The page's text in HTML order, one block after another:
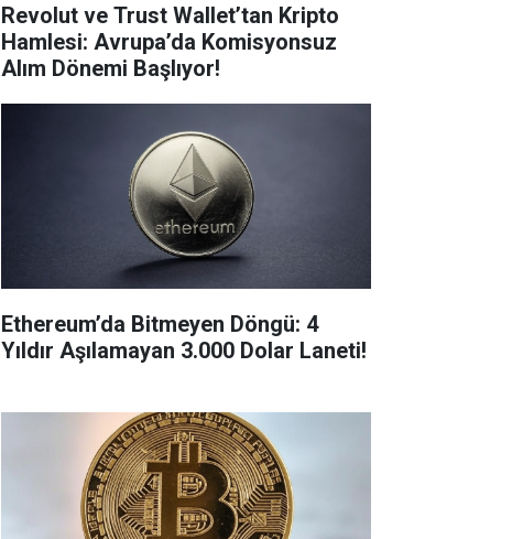
Revolut ve Trust Wallet’tan Kripto
Hamlesi: Avrupa’da Komisyonsuz
Alım Dönemi Başlıyor!
Ethereum’da Bitmeyen Döngü: 4
Yıldır Aşılamayan 3.000 Dolar Laneti!